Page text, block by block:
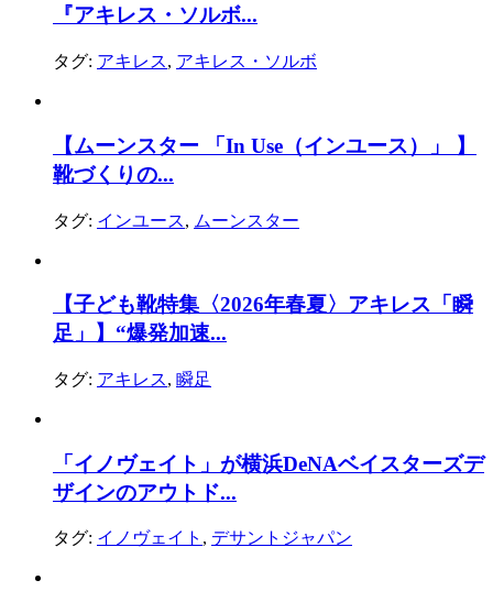
『アキレス・ソルボ...
タグ: アキレス, アキレス・ソルボ
【ムーンスター 「In Use（インユース）」 】
靴づくりの...
タグ: インユース, ムーンスター
【子ども靴特集〈2026年春夏〉アキレス「瞬
足」】“爆発加速...
タグ: アキレス, 瞬足
「イノヴェイト」が横浜DeNAベイスターズデ
ザインのアウトド...
タグ: イノヴェイト , デサントジャパン